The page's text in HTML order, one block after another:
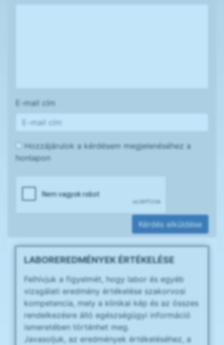
E-mail cím
Hozzájárulok a kérdésem megjelenéséhez a
honlapon
Kérdés elküldése
LABOREREDMÉNYEK ÉRTÉKELÉSE
Felhívjuk a figyelmét, hogy labor és egyéb
vizsgálati eredmény értékelése szakorvosi
kompetencia, mely a klinikai kép és az összes
rendelkezésre álló egészségügyi információ
ismeretében történhet meg.
Javasoljuk, az eredmények értékeléséhez, a